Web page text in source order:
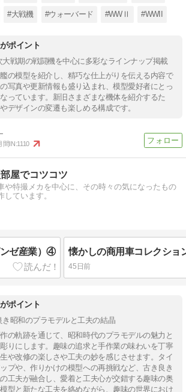
#大戦機 #ウォーバード #WWⅡ #WWII
ポイント
大戦期の戦闘機を中心に多彩なラインナップ掲載
の模型を紹介し、精巧な仕上がりを伝える内容で
写真や更新情報も盛り込まれ、模型愛好者にとっ
っています。新旧さまざまな機体を紹介するた
デザインの変遷も楽しめる構成です。
間IN:1110
屋でコツコツ
や特撮メカを中心に、その時々の気になったもの
しています。
ゼ産業）④ 懐かしの商用車コレクショ
45日前
ポイント
き昭和のプラモデルと工夫の結晶
の軌跡を通じて、昭和時代のプラモデルの魅力と
りにします。趣味の追求と手作業の味わいを丁寧
や改修の楽しさや工夫の妙を感じさせます。タイ
プや、作りかけの模型への再挑戦など、古き良き
工夫が融合し、愛着と工夫心が交錯する趣味の奥
型と新たな工夫を絡めながら、趣味の世界におけ